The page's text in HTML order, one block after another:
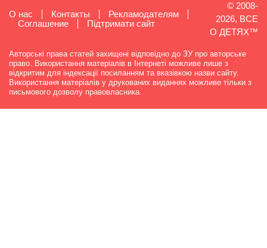
О нас Контакты
Рекламодателям
Cоглашение
Підтримати сайт
© 2008-
2026, ВСЕ
О ДЕТЯХ™
Авторські права статей захищені відповідно до ЗУ про авторське
право. Використання матеріалів в Інтернеті можливе лише з
відкритим для індексації посиланням та вказівкою назви сайту.
Використання матеріалів у друкованих виданнях можливе тільки з
письмового дозволу правовласника.